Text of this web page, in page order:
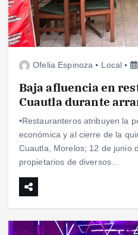
Ofelia Espinoza Local
Baja afluencia en
Cuautla durante
•Restauranteros atribuyen la
económica y al cierre de la
Cuautla, Morelos; 12 de junio
propietarios de diversos…